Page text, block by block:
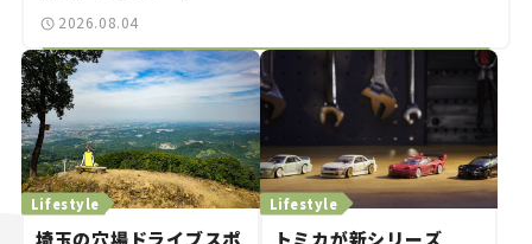
2026.08.04
埼玉の穴場ドライブスポ
Lifestyle
トミカが新シリーズ
Lifestyle